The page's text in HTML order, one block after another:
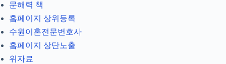
문해력 책
홈페이지 상위등록
수원이혼전문변호사
홈페이지 상단노출
위자료